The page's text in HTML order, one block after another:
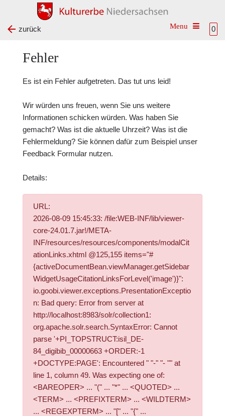
0
Toggle
zurück
Fehler
Es ist ein Fehler aufgetreten. Das tut uns leid!
Wir würden uns freuen, wenn Sie uns weitere
Informationen schicken würden. Was haben Sie
gemacht? Was ist die aktuelle Uhrzeit? Was ist die
Fehlermeldung? Sie können dafür zum Beispiel unser
Feedback Formularnutzen.
Details:
URL:
2026-08-09 15:45:33: /file:WEB-INF/lib/viewer-
core-24.01.7.jar!/META-
INF/resources/resources/components/modalCit
ationLinks.xhtml @125,155 items="#
{activeDocumentBean.viewManager.getSidebar
WidgetUsageCitationLinksForLevel('image')}":
io.goobi.viewer.exceptions.PresentationExceptio
n: Bad query: Error from server at
http://localhost:8983/solr/collection1:
org.apache.solr.search.SyntaxError: Cannot
parse '+PI_TOPSTRUCT:isil_DE-
84_digibib_00000663 +ORDER:-1
+DOCTYPE:PAGE': Encountered " "-" "- "" at
line 1, column 49. Was expecting one of:
<BAREOPER> ... "(" ... "*" ... <QUOTED> ...
<TERM> ... <PREFIXTERM> ... <WILDTERM>
... <REGEXPTERM> ... "[" ... "{" ...